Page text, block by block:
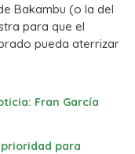
Bakambu (o la del
para que el
pueda aterrizar
Fran García
para